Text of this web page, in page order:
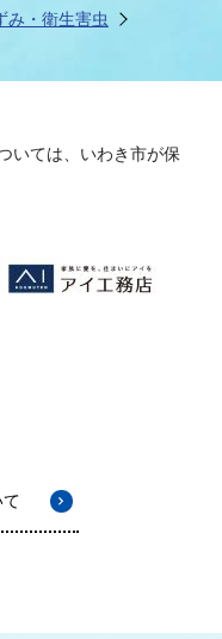
み・衛生害虫
いては、いわき市が保